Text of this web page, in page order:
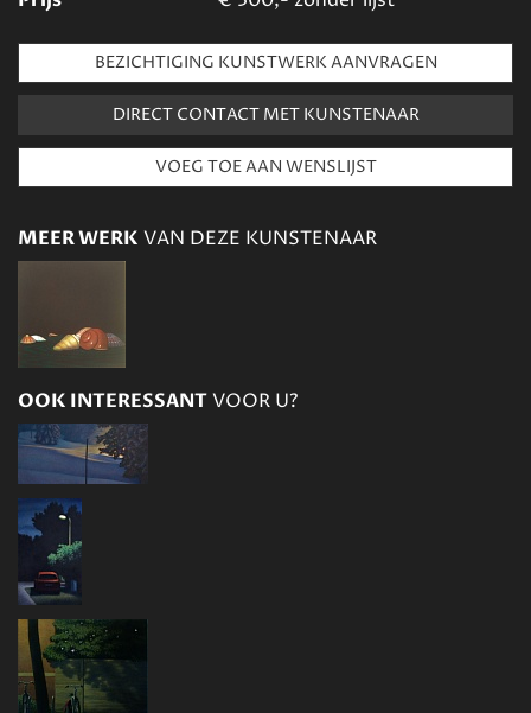
BEZICHTIGING KUNSTWERK AANVRAGEN
DIRECT CONTACT MET KUNSTENAAR
MEER WERK VAN DEZE KUNSTENAAR
OOK INTERESSANTVOOR U?